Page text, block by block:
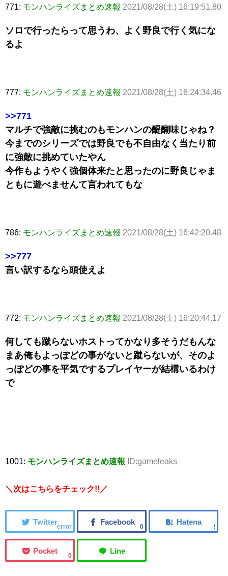
771: モンハンライズまとめ速報 2021/08/28(土) 16:19:51.80
ソロで行ったらって思うわ、よく野良で行く気にな
るよ
777: モンハンライズまとめ速報 2021/08/28(土) 16:24:34.46
>>771
マルチで強敵に挑むのもモンハンの醍醐味じゃね？
今までのシリーズでは野良でも不自由なく当たり前
に強敵に挑めていたやん
今作もようやく強個体来たと思ったのに野良じゃま
ともに遊べませんて言われてもな
786: モンハンライズまとめ速報 2021/08/28(土) 16:42:20.48
>>777
言い訳するなら頭使えよ
772: モンハンライズまとめ速報 2021/08/28(土) 16:20:44.17
何しても蹴らないホストってかなり多そうだもんな
まあ俺もよっぽどの事がないと蹴らないが、そのよ
っぽどの事を平気でするプレイヤーが結構いるわけ
で
1001: モンハンライズまとめ速報 ID:gameleaks
＼次はこちらをチェック!!／
error 0
0